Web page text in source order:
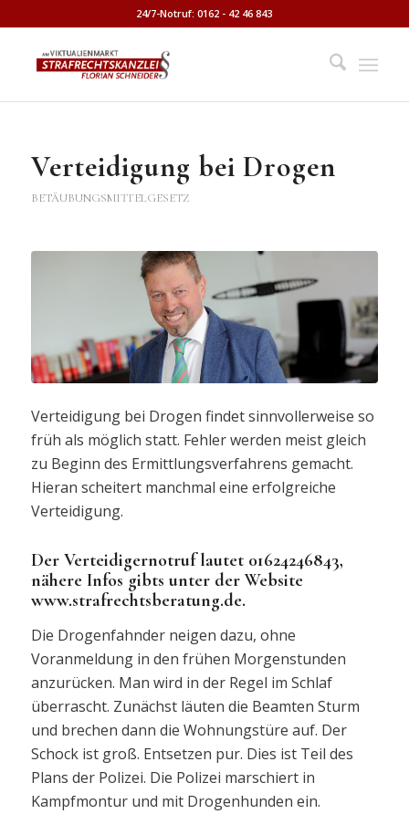
24/7-Notruf: 0162 - 42 46 843
Verteidigung bei Drogen
BETÄUBUNGSMITTELGESETZ
Verteidigung bei Drogen findet sinnvollerweise so
früh als möglich statt. Fehler werden meist gleich
zu Beginn des Ermittlungsverfahrens gemacht.
Hieran scheitert manchmal eine erfolgreiche
Verteidigung.
Der Verteidigernotruf lautet 01624246843,
nähere Infos gibts unter der Website
www.strafrechtsberatung.de.
Die Drogenfahnder neigen dazu, ohne
Voranmeldung in den frühen Morgenstunden
anzurücken. Man wird in der Regel im Schlaf
überrascht. Zunächst läuten die Beamten Sturm
und brechen dann die Wohnungstüre auf. Der
Schock ist groß. Entsetzen pur. Dies ist Teil des
Plans der Polizei. Die Polizei marschiert in
Kampfmontur und mit Drogenhunden ein.